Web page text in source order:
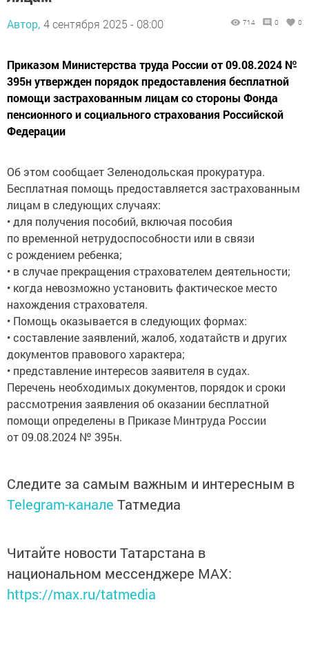
Автор, 4 сентября 2025 - 08:00 714 0 0
Приказом Министерства труда России от 09.08.2024 №
395н утвержден порядок предоставления бесплатной
помощи застрахованным лицам со стороны Фонда
пенсионного и социального страхования Российской
Федерации
Об этом сообщает Зеленодольская прокуратура.
Бесплатная помощь предоставляется застрахованным
лицам в следующих случаях:
• для получения пособий, включая пособия
по временной нетрудоспособности или в связи
с рождением ребенка;
• в случае прекращения страхователем деятельности;
• когда невозможно установить фактическое место
нахождения страхователя.
• Помощь оказывается в следующих формах:
• составление заявлений, жалоб, ходатайств и других
документов правового характера;
• представление интересов заявителя в судах.
Перечень необходимых документов, порядок и сроки
рассмотрения заявления об оказании бесплатной
помощи определены в Приказе Минтруда России
от 09.08.2024 № 395н.
Следите за самым важным и интересным в
Telegram-канале Татмедиа
Читайте новости Татарстана в
национальном мессенджере MАХ:
https://max.ru/tatmedia